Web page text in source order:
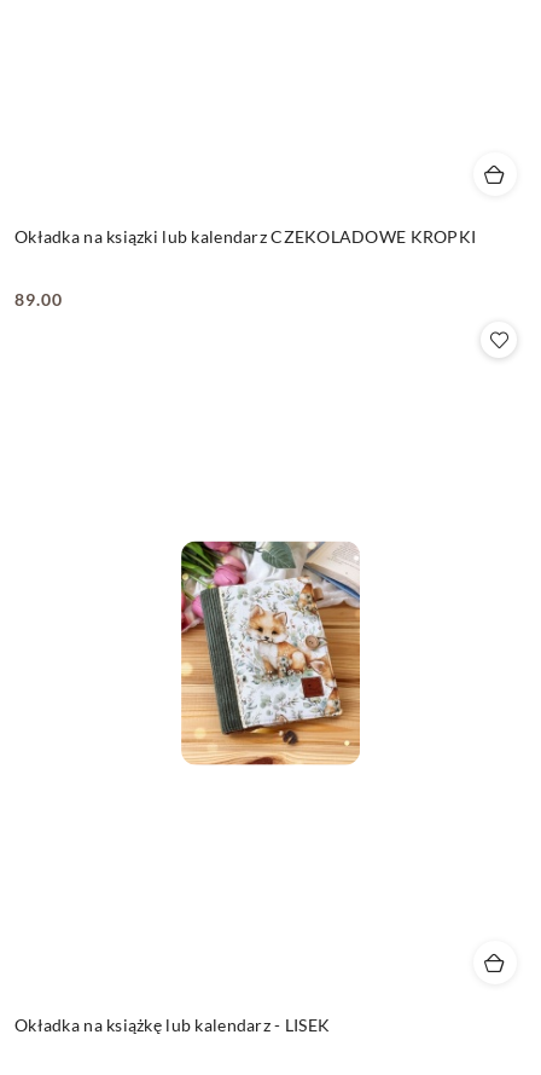
Okładka na ksiązki lub kalendarz CZEKOLADOWE KROPKI
Cena:
89.00
Okładka na książkę lub kalendarz - LISEK